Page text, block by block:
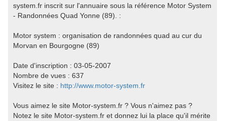
system.fr inscrit sur l'annuaire sous la référence Motor System
- Randonnées Quad Yonne (89). :
Motor system : organisation de randonnées quad au cur du
Morvan en Bourgogne (89)
Date d'inscription : 03-05-2007
Nombre de vues : 637
Visitez le site : http://www.motor-system.fr
Vous aimez le site Motor-system.fr ? Vous n'aimez pas ?
Notez le site Motor-system.fr et donnez lui la place qu'il mérite